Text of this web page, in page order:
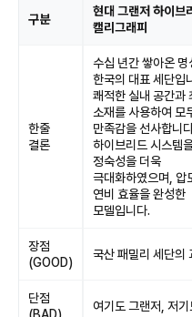
구분
현대 그랜저 하이브
캘리그래피
한줄
결론
수십 년간 쌓아온 명
한국의 대표 세단입
쾌적한 실내 공간과
소재를 사용하여 모
만족감을 선사합니
하이브리드 시스템
정숙성을 더욱
극대화하였으며, 압
연비 효율을 완성한
모델입니다.
장점
(GOOD)
국산 패밀리 세단의
단점
여기도 그랜저, 저기